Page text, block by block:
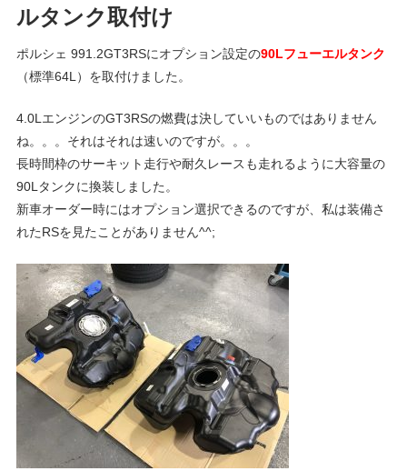
o
r
パ
ー
ツ
E
C
U
チ
ュ
ー
ン
グ
レ
ー
ルタンク取付け
ポルシェ 991.2GT3RSにオプション設定の90Lフューエルタンク
（標準64L）を取付けました。
4.0LエンジンのGT3RSの燃費は決していいものではありません
ね。。。それはそれは速いのですが。。。
長時間枠のサーキット走行や耐久レースも走れるように大容量の
90Lタンクに換装しました。
新車オーダー時にはオプション選択できるのですが、私は装備さ
れたRSを見たことがありません^^;